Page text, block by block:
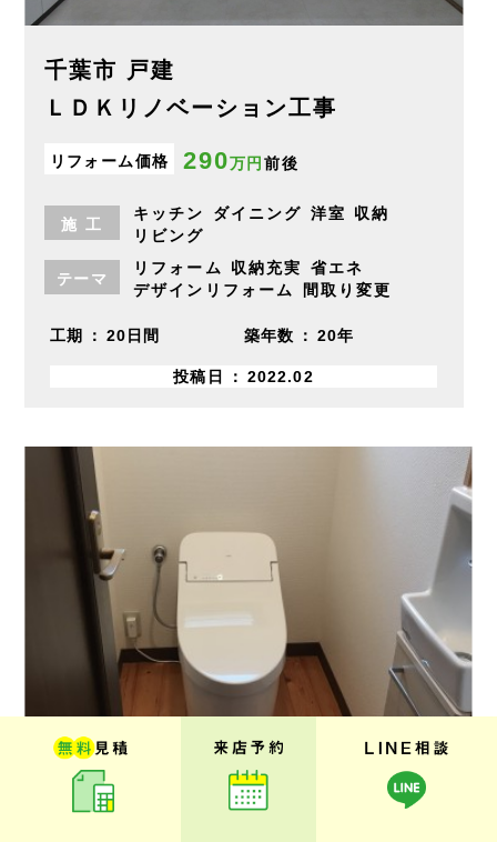
千葉市 戸建
ＬＤＫリノベーション工事
リフォーム価格 290万円 前後
施工
キッチン ダイニング 洋室
収納
リビング
テーマ
リフォーム 収納充実
省エネ
デザインリフォーム
間取り変更
工期 20日間 築年数 20年
投稿日 2022.02
千葉市 戸建